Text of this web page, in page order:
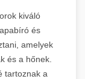
kiváló
és
amelyek
és a hőnek.
tartoznak a